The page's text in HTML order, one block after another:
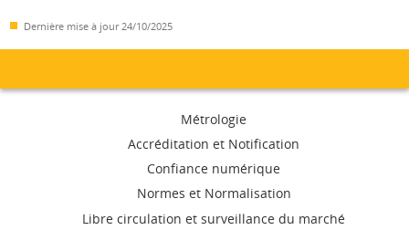
Dernière mise à jour24/10/2025
navigation
Métrologie
Accréditation et Notification
Confiance numérique
Normes et Normalisation
Libre circulation et surveillance du marché